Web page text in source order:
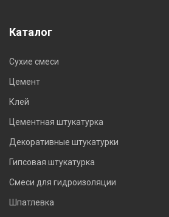
Каталог
Сухие смеси
Цемент
Клей
Цементная штукатурка
Декоративные штукатурки
Гипсовая штукатурка
Смеси для гидроизоляции
Шпатлевка